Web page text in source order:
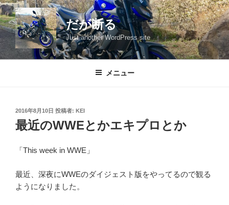
コ
ン
テ
ン
ツ
だが断る
Just another WordPress site
メニュー
投
稿
日:
2016年8月10日 投稿者: KEI
最近のWWEとかエキプロとか
「This week in WWE」
最近、深夜にWWEのダイジェスト版をやってるので観る
ようになりました。